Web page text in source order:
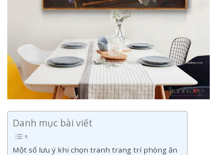
Danh mục bài viết
Một số lưu ý khi chọn tranh trang trí phòng ăn